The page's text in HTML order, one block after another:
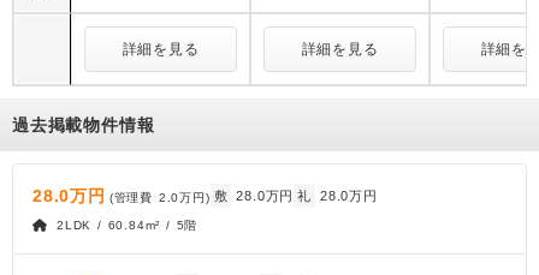
詳細を見る 詳細を見る 詳細を
過去掲載物件情報
28.0万円 (管理費 2.0万円) 敷 28.0万円 礼 28.0万円
2LDK / 60.84m² / 5階